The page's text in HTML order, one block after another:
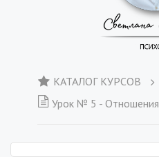
КАТАЛОГ КУРСОВ
Урок № 5 - Отношения